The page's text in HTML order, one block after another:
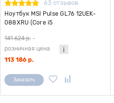
63 отзывов
Ноутбук MSI Pulse GL76 12UEK-
088XRU (Core i5
RTX 3060
6Gb/17.3"/1920x1080/Free DOS)
серый
141 624 р. -
розничная цена
113 186 р.
Заказать